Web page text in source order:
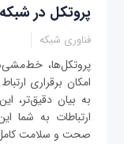
پروتکل در
فناوری شبکه
پروتکل‌ها،
امکان برقراری
به بیان دقیق‌تر،
ارتباطات به شما
صحت و سلامت کامل